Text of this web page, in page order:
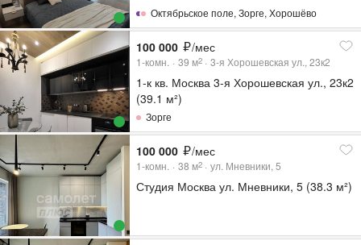
Октябрьское поле,Зорге,Хорошёво
100 000 /мес
1-комн. 39 м2 3-я Хорошевская ул., 23к2
1-к кв. Москва 3-я Хорошевская ул., 23к2
(39.1 м²)
Зорге
100 000 /мес
1-комн. 38 м2 ул. Мневники, 5
Студия Москва ул. Мневники, 5 (38.3 м²)